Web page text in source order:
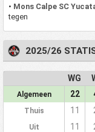
• Mons Calpe SC
tegen
2025/26
WG
Algemeen 22
Thuis 11
Uit 11